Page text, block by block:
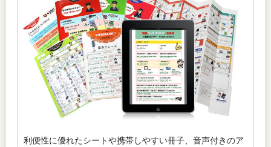
利便性に優れたシートや携帯しやすい冊子、音声付きのア